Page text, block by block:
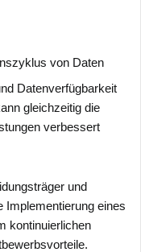
von Daten
Datenverfügbarkeit
gleichzeitig die
verbessert
und
Implementierung eines
kontinuierlichen